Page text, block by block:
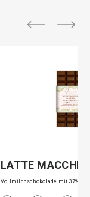
LATTE
Vollmilchschokolade mit 37% K…